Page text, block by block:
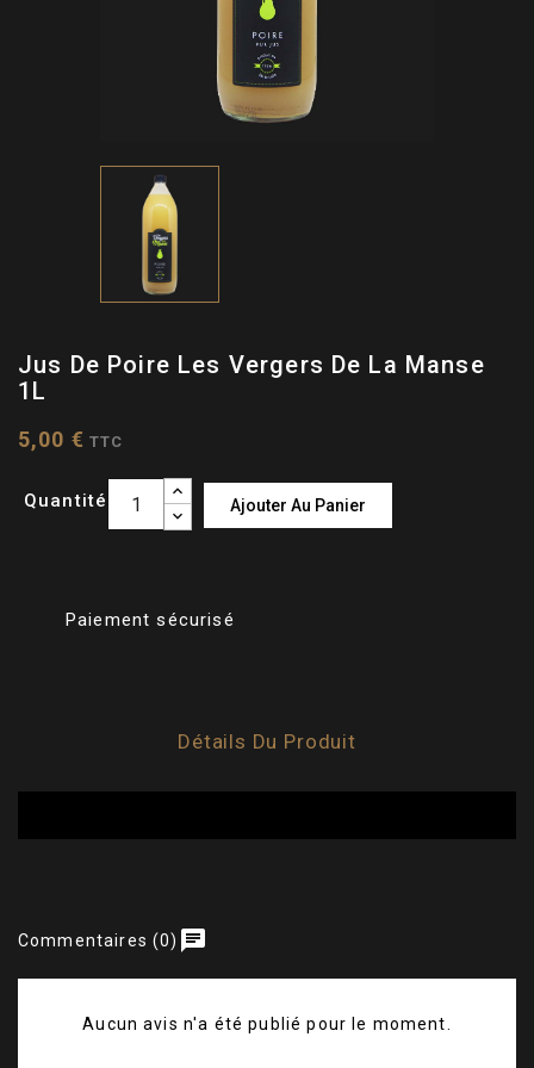
Jus De Poire Les Vergers De La Manse
1L
5,00 € TTC
Quantité Ajouter Au Panier
Paiement sécurisé
Détails Du Produit
chat
Commentaires (0)
Aucun avis n'a été publié pour le moment.